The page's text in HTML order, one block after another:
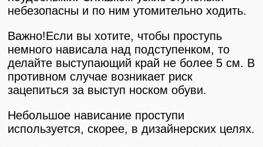
небезопасны и по ним утомительно ходить.
Важно!Если вы хотите, чтобы проступь
немного нависала над подступенком, то
делайте выступающий край не более 5 см. В
противном случае возникает риск
зацепиться за выступ носком обуви.
Небольшое нависание проступи
используется, скорее, в дизайнерских целях.